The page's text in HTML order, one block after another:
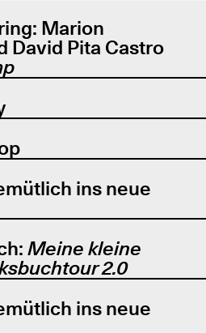
Marion
David Pita Castro
ins neue
Meine kleine
2.0
ins neue